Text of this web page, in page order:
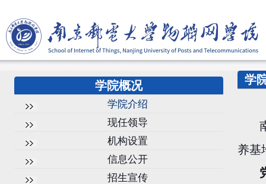
学院概况
学院介绍
现任领导
机构设置
信息公开
招生宣传
学
养基